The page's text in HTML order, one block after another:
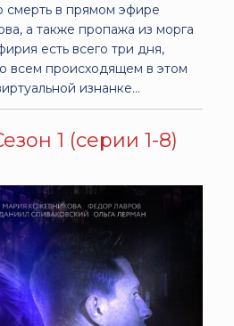
смерть в прямом эфире
а также пропажа из морга
есть всего три дня,
всем происходящем в этом
изнанке…
1 (серии 1-8)